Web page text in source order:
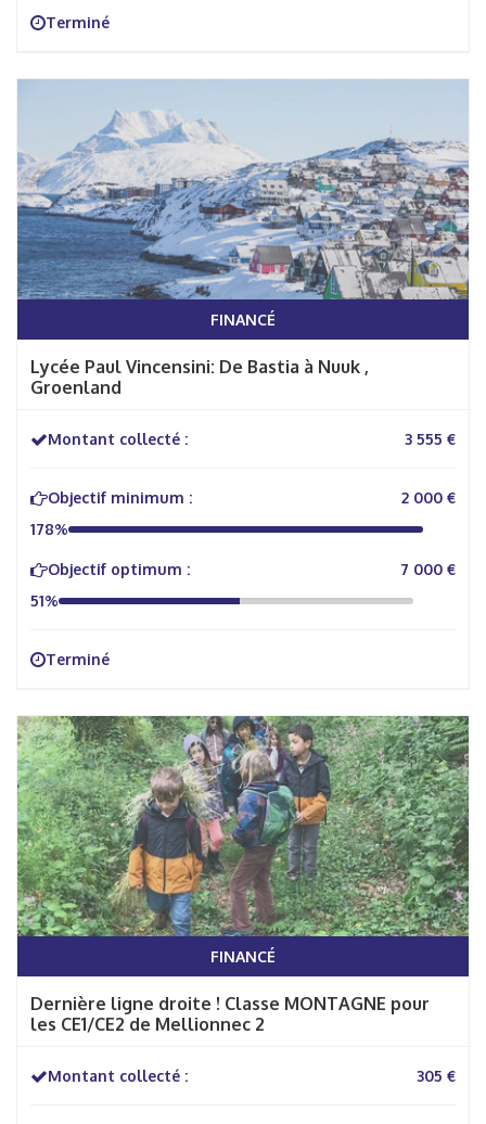
Terminé
FINANCÉ
Lycée Paul Vincensini: De Bastia à Nuuk ,
Groenland
Montant collecté : 3 555 €
Objectif minimum :
2 000 €
178%
Objectif optimum :
7 000 €
51%
Terminé
FINANCÉ
Dernière ligne droite ! Classe MONTAGNE pour
les CE1/CE2 de Mellionnec 2
Montant collecté : 305 €